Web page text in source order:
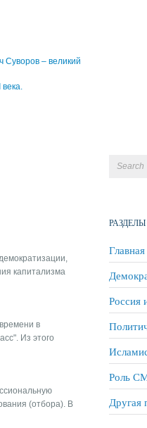
Суворов – великий
капитализма
в
Из этого
(отбора). В
РАЗДЕЛЫ
Главная
Россия
Роль
Другая